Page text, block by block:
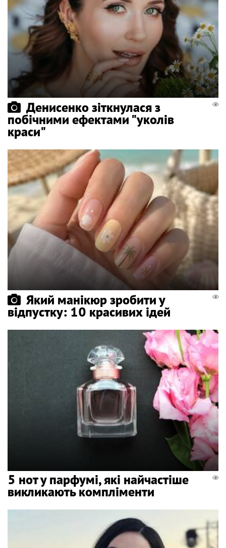
Денисенко зіткнулася з
побічними ефектами "уколів
краси"
Який манікюр зробити у
відпустку: 10 красивих ідей
5 нот у парфумі, які найчастіше
викликають компліменти